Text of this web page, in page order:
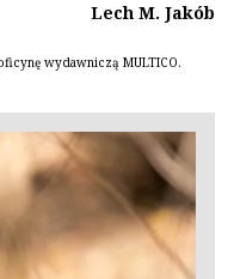
Lech M. Jakób
wydawniczą MULTICO.